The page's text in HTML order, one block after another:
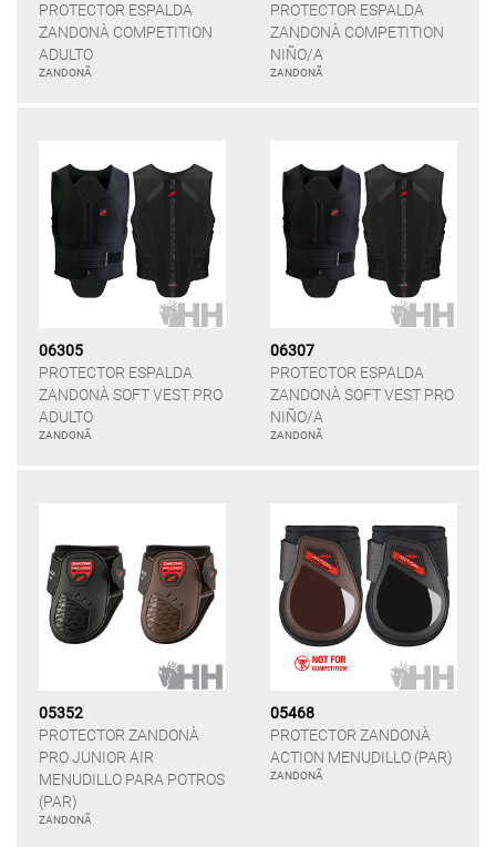
PROTECTOR ESPALDA
ZANDONÀ COMPETITION
ADULTO
ZANDONÃ
PROTECTOR ESPALDA
ZANDONÀ COMPETITION
NIÑO/A
ZANDONÃ
06305
PROTECTOR ESPALDA
ZANDONÀ SOFT VEST PRO
ADULTO
ZANDONÃ
06307
PROTECTOR ESPALDA
ZANDONÀ SOFT VEST PRO
NIÑO/A
ZANDONÃ
05352
PROTECTOR ZANDONÀ
PRO JUNIOR AIR
MENUDILLO PARA POTROS
(PAR)
ZANDONÃ
05468
PROTECTOR ZANDONÀ
ACTION MENUDILLO (PAR)
ZANDONÃ